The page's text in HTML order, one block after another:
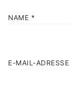
NAME *
E-MAIL-ADRESSE